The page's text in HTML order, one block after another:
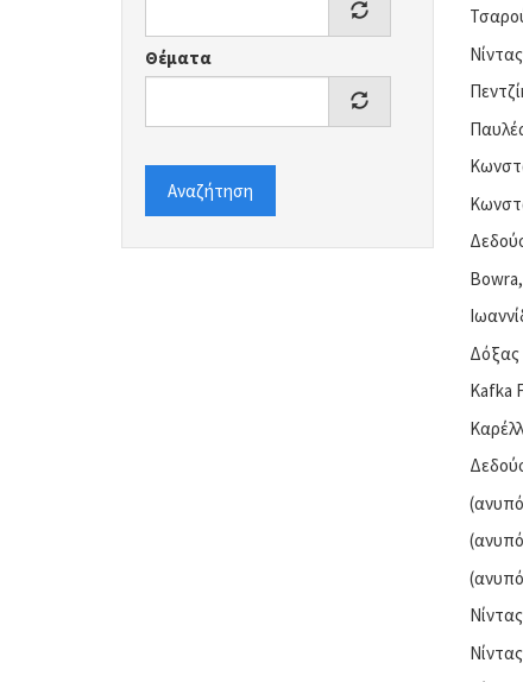
Θέματα
Αναζήτηση
Δόξας
Kafka